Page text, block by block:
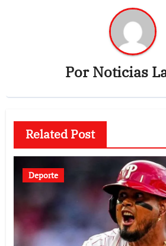
PorNoticias
Related Post
Deporte